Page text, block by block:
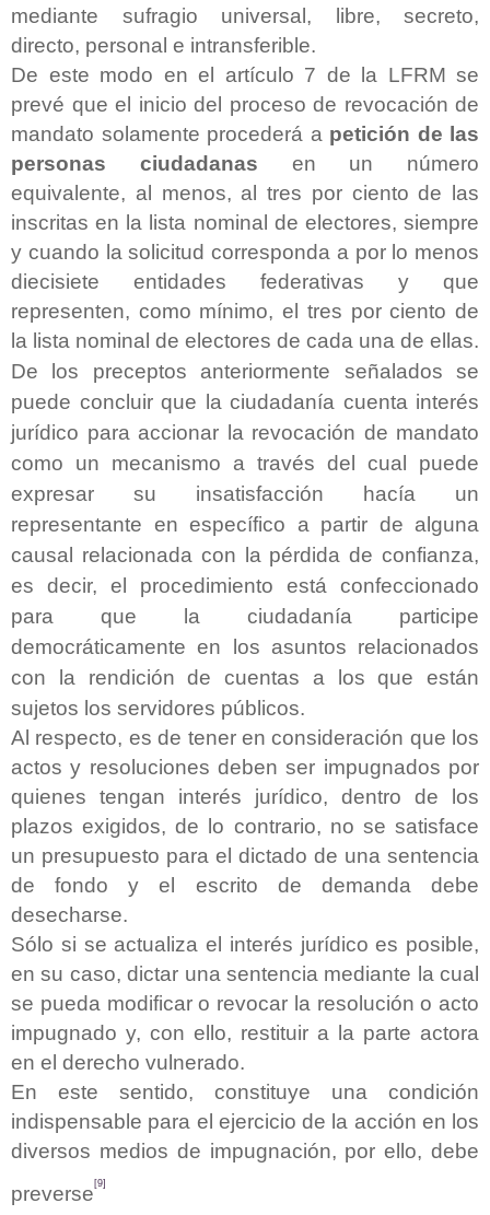
mediante sufragio universal, libre, secreto,
directo, personal e intransferible.
De este modo en el artículo 7 de la LFRM se
prevé que el inicio del proceso de revocación de
mandato solamente procederá a petición de las
personas ciudadanas
en un número
equivalente, al menos, al tres por ciento de las
inscritas en la lista nominal de electores, siempre
y cuando la solicitud corresponda a por lo menos
diecisiete entidades federativas y que
representen, como mínimo, el tres por ciento de
la lista nominal de electores de cada una de ellas.
De los preceptos anteriormente señalados se
puede concluir que la ciudadanía cuenta interés
jurídico para accionar la revocación de mandato
como un mecanismo a través del cual
puede
expresar su insatisfacción hacía un
representante en específico a partir de alguna
causal relacionada con la pérdida de confianza,
es decir, el procedimiento está confeccionado
para que la ciudadanía participe
democráticamente en los asuntos relacionados
con la rendición de cuentas a los que están
sujetos los servidores públicos.
Al respecto, es de tener en consideración que los
actos y resoluciones deben ser impugnados por
quienes tengan interés jurídico, dentro de los
plazos exigidos, de lo contrario, no se satisface
un presupuesto para el dictado de una sentencia
de fondo y el escrito de demanda debe
desecharse.
Sólo si se actualiza el interés jurídico es posible,
en su caso, dictar una sentencia mediante la cual
se pueda modificar o revocar la resolución o acto
impugnado y, con ello, restituir a la parte actora
en el derecho vulnerado.
En este sentido, constituye una condición
indispensable para el ejercicio de la acción en los
diversos medios de impugnación, por ello, debe
preverse [9]